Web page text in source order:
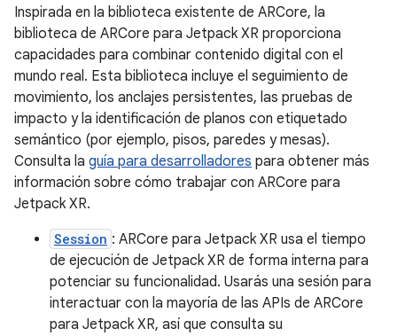
Inspirada en la biblioteca existente de ARCore, la
biblioteca de ARCore para Jetpack XR proporciona
capacidades para combinar contenido digital con el
mundo real. Esta biblioteca incluye el seguimiento de
movimiento, los anclajes persistentes, las pruebas de
impacto y la identificación de planos con etiquetado
semántico (por ejemplo, pisos, paredes y mesas).
Consulta la guía para desarrolladores para obtener más
información sobre cómo trabajar con ARCore para
Jetpack XR.
Session : ARCore para Jetpack XR usa el tiempo
de ejecución de Jetpack XR de forma interna para
potenciar su funcionalidad. Usarás una sesión para
interactuar con la mayoría de las APIs de ARCore
para Jetpack XR, así que consulta su